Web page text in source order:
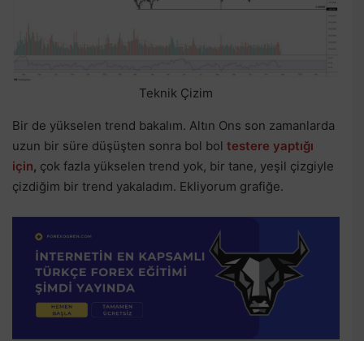
Teknik Çizim
Bir de yükselen trend bakalım. Altın Ons son zamanlarda
uzun bir süre düşüşten sonra bol bol testere yaptığı
için, çok fazla yükselen trend yok, bir tane, yeşil çizgiyle
çizdiğim bir trend yakaladım. Ekliyorum grafiğe.